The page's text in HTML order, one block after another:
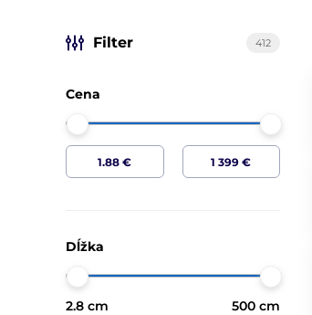
Filter 412
Cena
Dĺžka
2.8 cm 500 cm